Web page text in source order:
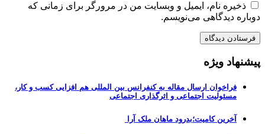
ذخیره نام، ایمیل و وبسایت من در مرورگر برای زمانی که
دوباره دیدگاهی می‌نویسم.
پیشنهاد ویژه
فراخوان ارسال مقاله به کنفرانس بین المللی هم افزایی کسب و کار،
مسئولیت اجتماعی و اثرگذاری اجتماعی
آخرین کامیت؛بدرود ماهان ملک آرا